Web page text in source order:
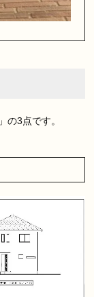
の3点です。